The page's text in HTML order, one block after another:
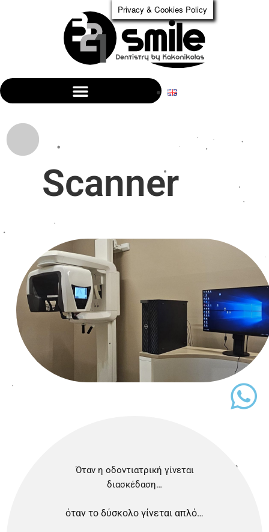
Scanner
Όταν η οδοντιατρική γίνεται
διασκέδαση…
όταν το δύσκολο γίνεται απλό…
Privacy & Cookies Policy